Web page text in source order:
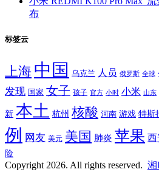
布
标签云
上海 中国 乌克兰 人员 俄罗斯 全球
发现 国家 女子 孩子 官方 小时 小米 山东
新 本土 杭州 核酸 河南 游戏 特斯
例
网友 美元 美国 肺炎 苹果
险
Copyright 2026. All rights reserved. 湘